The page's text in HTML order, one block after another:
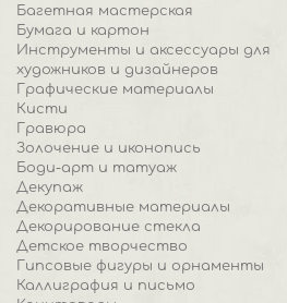
Багетная мастерская
Бумага и картон
Инструменты и аксессуары для
художников и дизайнеров
Графические материалы
Кисти
Гравюра
Золочение и иконопись
Боди-арт и татуаж
Декупаж
Декоративные материалы
Декорирование стекла
Детское творчество
Гипсовые фигуры и орнаменты
Каллиграфия и письмо